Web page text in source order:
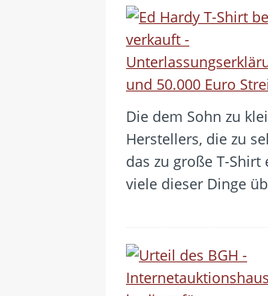
Die dem Sohn zu
Herstellers, die zu
das zu große T-
viele dieser Dinge